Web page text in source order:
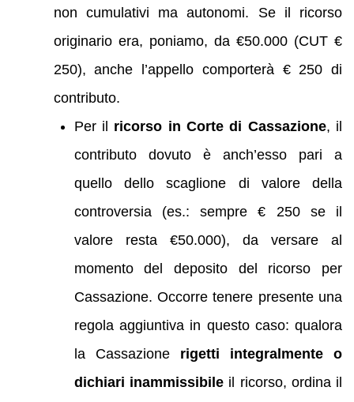
non cumulativi ma autonomi. Se il ricorso
originario era, poniamo, da €50.000 (CUT €
250), anche l’appello comporterà € 250 di
contributo.
Per il ricorso in Corte di Cassazione, il
contributo dovuto è anch’esso pari a
quello dello scaglione di valore della
controversia (es.: sempre € 250 se il
valore resta €50.000), da versare al
momento del deposito del ricorso per
Cassazione. Occorre tenere presente una
regola aggiuntiva in questo caso: qualora
la Cassazione rigetti integralmente o
dichiari inammissibile il ricorso, ordina il